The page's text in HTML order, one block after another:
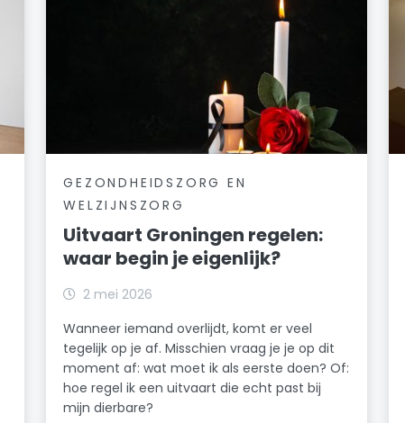
GEZONDHEIDSZORG EN
WELZIJNSZORG
Uitvaart Groningen regelen:
waar begin je eigenlijk?
2 mei 2026
Wanneer iemand overlijdt, komt er veel
tegelijk op je af. Misschien vraag je je op dit
moment af: wat moet ik als eerste doen? Of:
hoe regel ik een uitvaart die echt past bij
mijn dierbare?